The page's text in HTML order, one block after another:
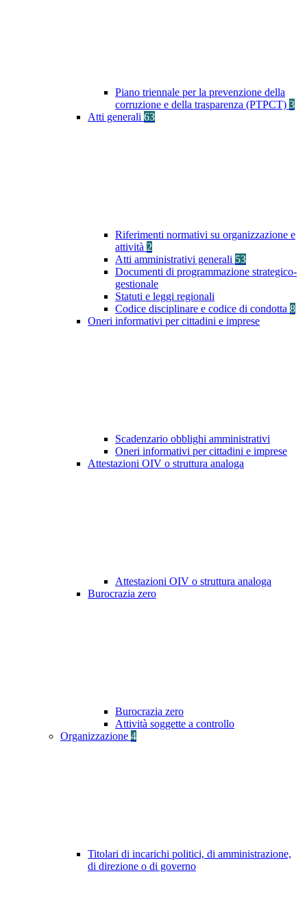
Piano triennale per la prevenzione della
corruzione e della trasparenza (PTPCT) 3
Atti generali 63
Riferimenti normativi su organizzazione e
attività 2
Atti amministrativi generali 53
Documenti di programmazione strategico-
gestionale
Statuti e leggi regionali
Codice disciplinare e codice di condotta 8
Oneri informativi per cittadini e imprese
Scadenzario obblighi amministrativi
Oneri informativi per cittadini e imprese
Attestazioni OIV o struttura analoga
Attestazioni OIV o struttura analoga
Burocrazia zero
Burocrazia zero
Attività soggette a controllo
Organizzazione 4
Titolari di incarichi politici, di amministrazione,
di direzione o di governo